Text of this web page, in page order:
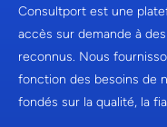
Consultport est une
accès sur demande à
reconnus. Nous
fonction des besoins de
fondés sur la qualité, la